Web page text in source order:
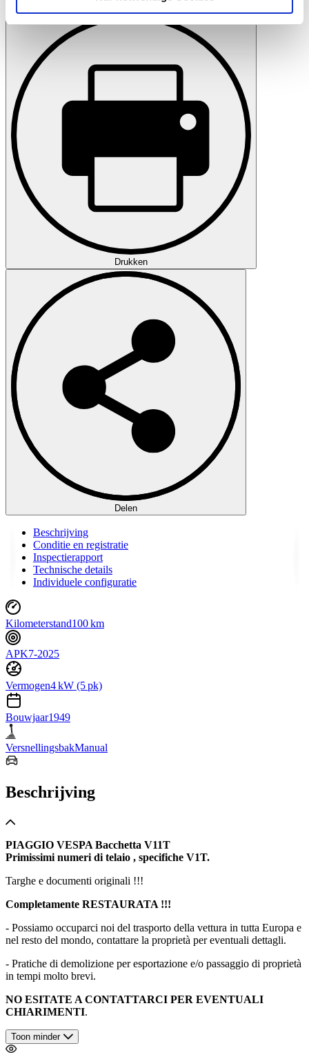
soziale Medien, Werbung und Analysen weiter. Unsere
Partner führen diese Informationen möglicherweise mit
weiteren Daten zusammen, die Sie ihnen bereitgestellt
haben oder die sie im Rahmen Ihrer Nutzung der Dienste
gesammelt haben.
Drukken
Delen
Beschrijving
Conditie en registratie
Inspectierapport
Technische details
Individuele configuratie
Kilometerstand100 km
APK7-2025
Vermogen4 kW (5 pk)
Bouwjaar1949
VersnellingsbakManual
Beschrijving
PIAGGIO VESPA Bacchetta V11T
Primissimi numeri di telaio , specifiche V1T.
Targhe e documenti originali !!!
Completamente RESTAURATA !!!
- Possiamo occuparci noi del trasporto della vettura in tutta Europa e
nel resto del mondo, contattare la proprietà per eventuali dettagli.
- Pratiche di demolizione per esportazione e/o passaggio di proprietà
in tempi molto brevi.
NO ESITATE A CONTATTARCI PER EVENTUALI
CHIARIMENTI.
Toon minder